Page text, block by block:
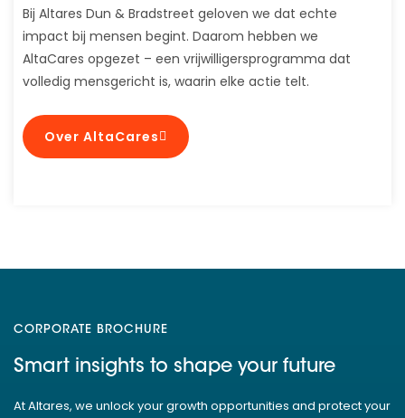
Bij Altares Dun & Bradstreet geloven we dat echte
impact bij mensen begint. Daarom hebben we
AltaCares opgezet – een vrijwilligersprogramma dat
volledig mensgericht is, waarin elke actie telt.
Over AltaCares
CORPORATE BROCHURE
Smart insights to shape your future
At Altares, we unlock your growth opportunities and protect your